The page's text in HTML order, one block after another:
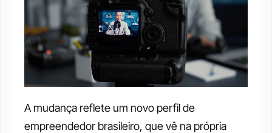
A mudança reflete um novo perfil de
empreendedor brasileiro, que vê na própria